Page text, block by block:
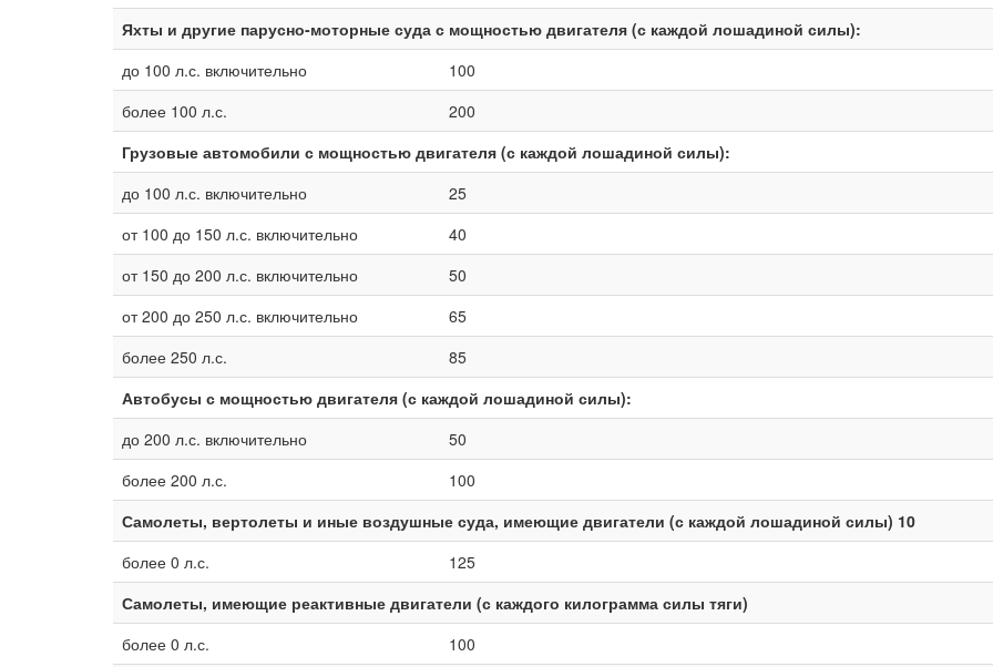
Яхты и другие парусно-моторные суда с мощностью двигателя (с каждой лошадиной силы):
до 100 л.с. включительно
100
более 100 л.с.
200
Грузовые автомобили с мощностью двигателя (с каждой лошадиной силы):
до 100 л.с. включительно
25
от 100 до 150 л.с. включительно
40
от 150 до 200 л.с. включительно
50
от 200 до 250 л.с. включительно
65
более 250 л.с.
85
Автобусы с мощностью двигателя (с каждой лошадиной силы):
до 200 л.с. включительно
50
более 200 л.с.
100
Самолеты, вертолеты и иные воздушные суда, имеющие двигатели (с каждой лошадиной силы) 10
более 0 л.с.
125
Самолеты, имеющие реактивные двигатели (с каждого килограмма силы тяги)
более 0 л.с.
100